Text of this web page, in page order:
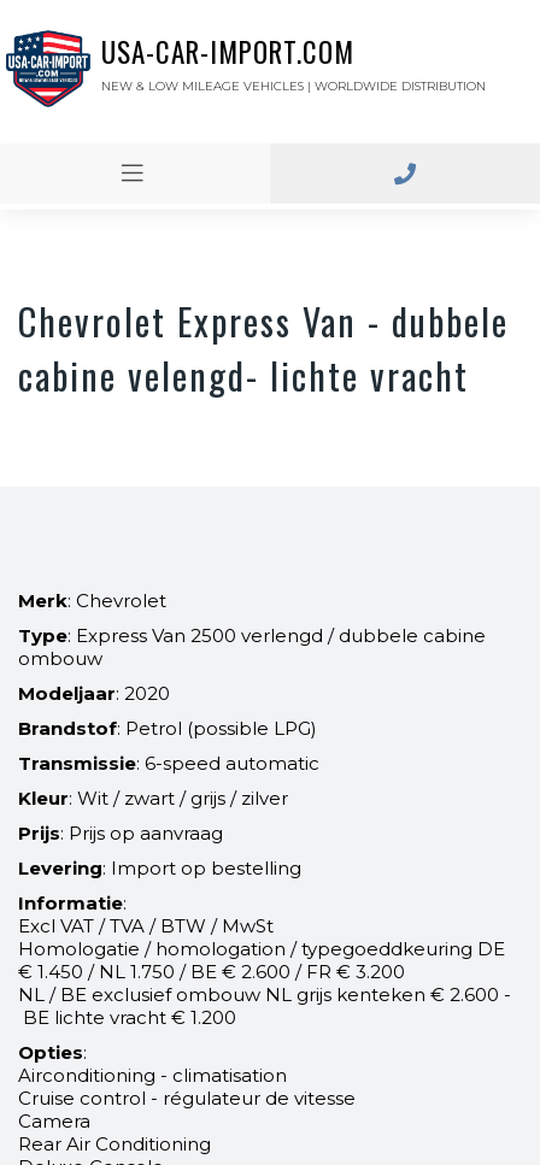
USA-CAR-IMPORT.COM
NEW & LOW MILEAGE VEHICLES | WORLDWIDE DISTRIBUTION
Chevrolet Express Van - dubbele
cabine velengd- lichte vracht
Merk: Chevrolet
Type: Express Van 2500 verlengd / dubbele cabine
ombouw
Modeljaar: 2020
Brandstof: Petrol (possible LPG)
Transmissie: 6-speed automatic
Kleur: Wit / zwart / grijs / zilver
Prijs: Prijs op aanvraag
Levering: Import op bestelling
Informatie:
Excl VAT / TVA / BTW / MwSt
Homologatie / homologation / typegoeddkeuring DE
€ 1.450 / NL 1.750 / BE € 2.600 / FR € 3.200
NL / BE exclusief ombouw NL grijs kenteken € 2.600 -
BE lichte vracht € 1.200
Opties:
Airconditioning - climatisation
Cruise control - régulateur de vitesse
Camera
Rear Air Conditioning